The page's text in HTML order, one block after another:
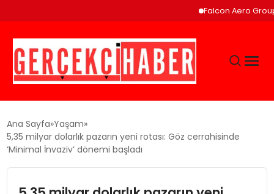
Falcon Aero Group,
GÜNCEL
EĞITIM
Ana Sayfa Yaşam
5,35 milyar dolarlık pazarın yeni rotası: Göz cerrahisinde
‘Minimal İnvaziv’ dönemi başladı